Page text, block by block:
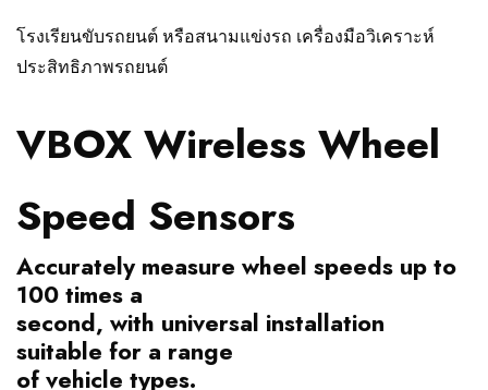
โรงเรียนขับรถยนต์ หรือสนามแข่งรถ เครื่องมือวิเคราะห์
ประสิทธิภาพรถยนต์
VBOX Wireless Wheel
Speed Sensors
Accurately measure wheel speeds up to
100 times a
second, with universal installation
suitable for a range
of vehicle types.